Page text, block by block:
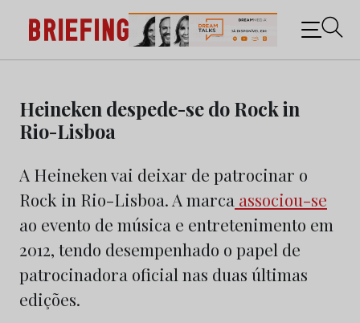
content
Briefing: Todas as notícias sobre os negócios do
Marketing e da Publicidade
Heineken despede-se do Rock in
Rio-Lisboa
A Heineken vai deixar de patrocinar o
Rock in Rio-Lisboa. A marca associou-se
ao evento de música e entretenimento em
2012, tendo desempenhado o papel de
patrocinadora oficial nas duas últimas
edições.